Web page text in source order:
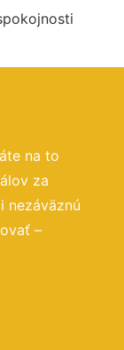
na to
za
nezáväznú
–